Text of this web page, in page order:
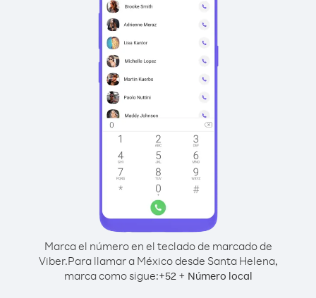
Marca el número en el teclado de marcado de
Viber.Para llamar a México desde Santa Helena,
marca como sigue:+52+ Número local